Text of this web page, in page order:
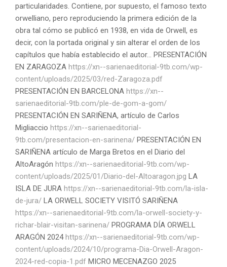
particularidades. Contiene, por supuesto, el famoso texto
orwelliano, pero reproduciendo la primera edición de la
obra tal cómo se publicó en 1938, en vida de Orwell, es
decir, con la portada original y sin alterar el orden de los
capítulos que había establecido el autor... PRESENTACIÓN
EN ZARAGOZA https://xn--sarienaeditorial-9tb.com/wp-
content/uploads/2025/03/red-Zaragoza.pdf
PRESENTACIÓN EN BARCELONA https://xn--
sarienaeditorial-9tb.com/ple-de-gom-a-gom/
PRESENTACIÓN EN SARIÑENA, artículo de Carlos
Migliaccio https://xn--sarienaeditorial-
9tb.com/presentacion-en-sarinena/ PRESENTACIÓN EN
SARIÑENA artículo de Marga Bretos en el Diario del
AltoAragón https://xn--sarienaeditorial-9tb.com/wp-
content/uploads/2025/01/Diario-del-Altoaragon.jpg LA
ISLA DE JURA https://xn--sarienaeditorial-9tb.com/la-isla-
de-jura/ LA ORWELL SOCIETY VISITÓ SARIÑENA
https://xn--sarienaeditorial-9tb.com/la-orwell-society-y-
richar-blair-visitan-sarinena/ PROGRAMA DÍA ORWELL
ARAGÓN 2024https://xn--sarienaeditorial-9tb.com/wp-
content/uploads/2024/10/programa-Dia-Orwell-Aragon-
2024-red-copia-1.pdf MICRO MECENAZGO 2025